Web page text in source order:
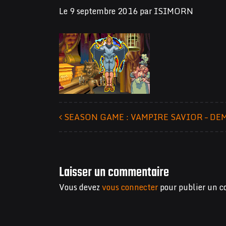
Le9 septembre 2016parISIMORN
SEASON GAME : VAMPIRE SAVIOR –
Laisser un commentaire
Vous devezvous connecterpour publier un